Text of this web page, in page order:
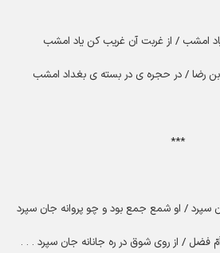
امشب / از غربت آن غریب کن یاد امشب
رضا / در حجره ی در بسته ی بغداد امشب
***
سپرد / او شمع جمع بود و چو پروانه جان سپرد
فضل / از روی شوق در ره جانانه جان سپرد . . .